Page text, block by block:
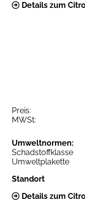
Details zum
Preis:
MWSt:
Umweltnormen:
Schadstoffklasse
Umweltplakette
Standort
Details zum